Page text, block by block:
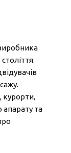
курорти,
апарату та